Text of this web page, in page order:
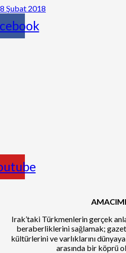
8 Şubat 2018
Irak’taki Türkmenlerin gerçek
beraberliklerini sağlamak;
kültürlerini ve varlıklarını
arasında bir köprü